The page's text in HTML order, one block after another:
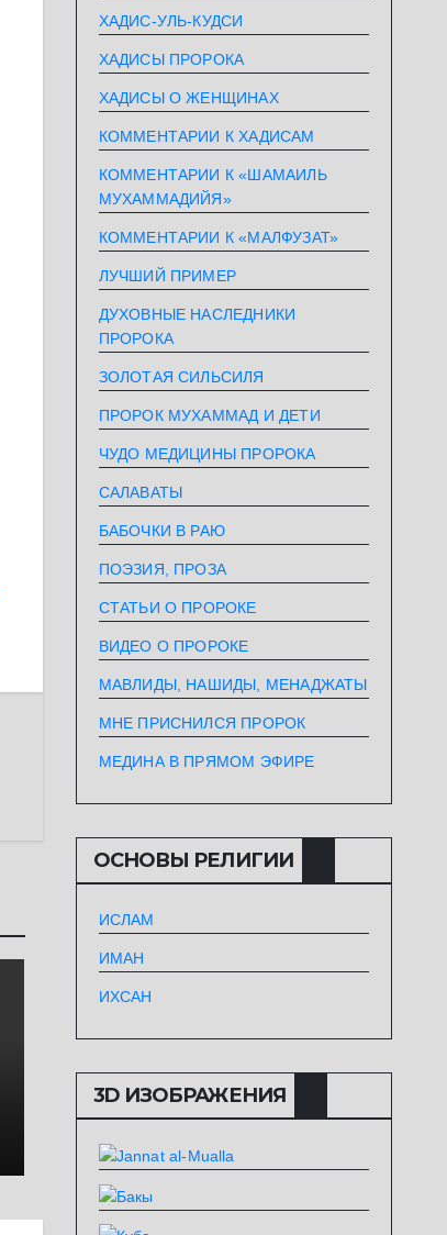
ХАДИС-УЛЬ-КУДСИ
ХАДИСЫ ПРОРОКА
ХАДИСЫ О ЖЕНЩИНАХ
КОММЕНТАРИИ К ХАДИСАМ
КОММЕНТАРИИ К «ШАМАИЛЬ
МУХАММАДИЙЯ»
КОММЕНТАРИИ К «МАЛФУЗАТ»
ЛУЧШИЙ ПРИМЕР
ДУХОВНЫЕ НАСЛЕДНИКИ
ПРОРОКА
ЗОЛОТАЯ СИЛЬСИЛЯ
ПРОРОК МУХАММАД И ДЕТИ
ЧУДО МЕДИЦИНЫ ПРОРОКА
САЛАВАТЫ
БАБОЧКИ В РАЮ
ПОЭЗИЯ, ПРОЗА
СТАТЬИ О ПРОРОКЕ
ВИДЕО О ПРОРОКЕ
МАВЛИДЫ, НАШИДЫ, МЕНАДЖАТЫ
МНЕ ПРИСНИЛСЯ ПРОРОК
МЕДИНА В ПРЯМОМ ЭФИРЕ
ОСНОВЫ РЕЛИГИИ
ИСЛАМ
ИМАН
ИХСАН
3D ИЗОБРАЖЕНИЯ